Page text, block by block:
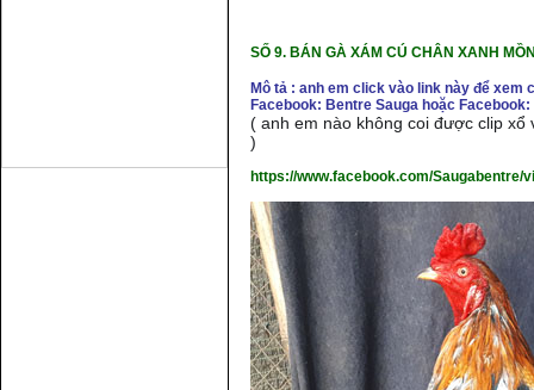
SỐ 9.BÁN GÀ XÁM CÚ CHÂN XANH
Mô tả : anh em click vào link này để
Facebook: Bentre Sauga hoặc Facebook:
( anh em nào không coi được clip xổ
)
https://www.facebook.com/Saugabentre/